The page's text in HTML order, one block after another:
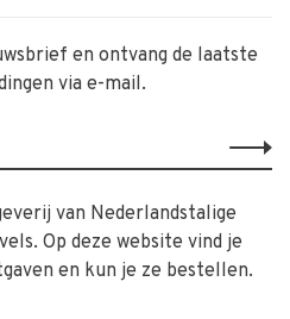
en ontvang de laatste
via e-mail.
van Nederlandstalige
Op deze website vind je
en kun je ze bestellen.